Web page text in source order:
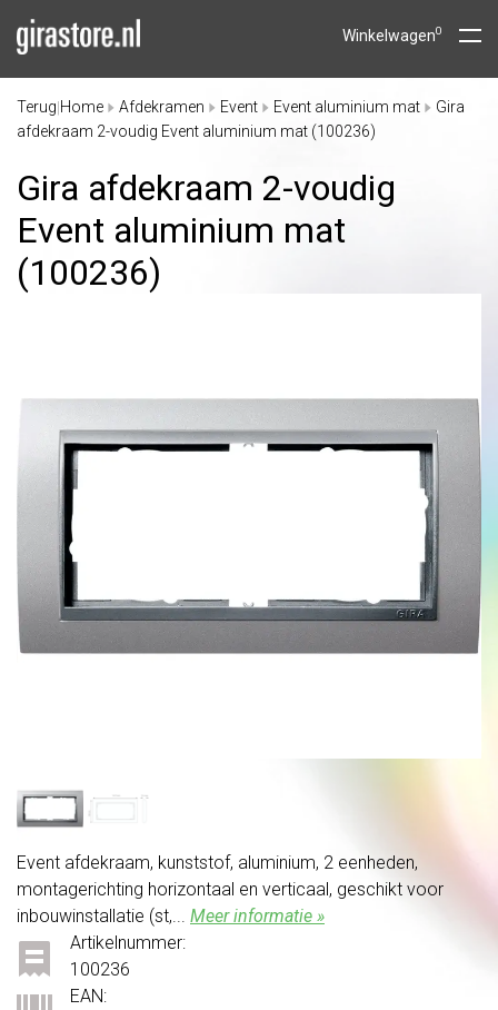
Winkelwagen0
Terug Home Afdekramen Event Event aluminium mat
Gira
afdekraam 2-voudig Event aluminium mat (100236)
Gira afdekraam 2-voudig
Event aluminium mat
(100236)
Event afdekraam, kunststof, aluminium, 2 eenheden,
montagerichting horizontaal en verticaal, geschikt voor
inbouwinstallatie (st,... Meer informatie »
Artikelnummer:
100236
EAN: